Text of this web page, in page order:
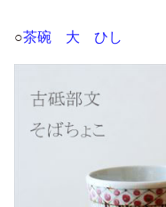
○茶碗 大 ひし